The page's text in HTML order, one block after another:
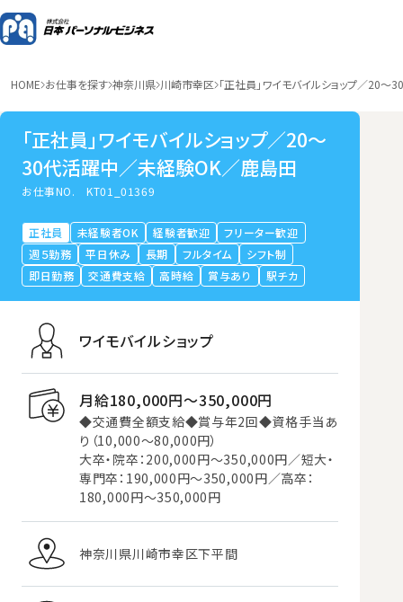
HOME お仕事を探す 神奈川県 川崎市幸区 「正社員」ワイモバイルショップ／20
「正社員」ワイモバイルショップ／20～
30代活躍中／未経験OK／鹿島田
お仕事NO.KT01_01369
正社員 未経験者OK 経験者歓迎
フリーター歓迎
週５勤務
平日休み 長期 フルタイム
シフト制
即日勤務
交通費支給 高時給 賞与あり 駅チカ
ワイモバイルショップ
月給180,000円〜350,000円
◆交通費全額支給◆賞与年2回◆資格手当あ
り（10,000～80,000円）
大卒・院卒：200,000円～350,000円／短大・
専門卒：190,000円～350,000円／高卒：
180,000円～350,000円
神奈川県川崎市幸区下平間